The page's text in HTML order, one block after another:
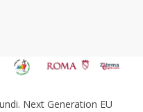
Next Generation EU